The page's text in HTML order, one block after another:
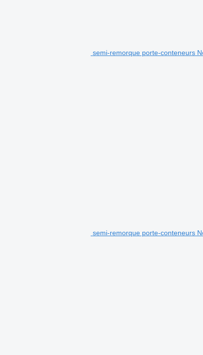
semi-remorque porte-conteneurs
semi-remorque porte-conteneurs